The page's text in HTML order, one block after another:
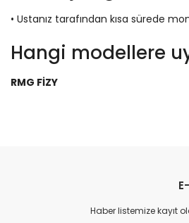
• Ustanız tarafından kısa sürede
Hangi modellere
RMG FİZY
Ürün resmi kalitesiz, bozuk veya
Ürün açıklamasında eksik bilgiler
Haber listemize kayıt